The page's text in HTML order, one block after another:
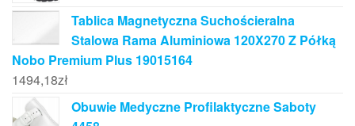
Tablica Magnetyczna Suchościeralna
Stalowa Rama Aluminiowa 120X270 Z Półką
Nobo Premium Plus 19015164
1494,18zł
Obuwie Medyczne Profilaktyczne Saboty